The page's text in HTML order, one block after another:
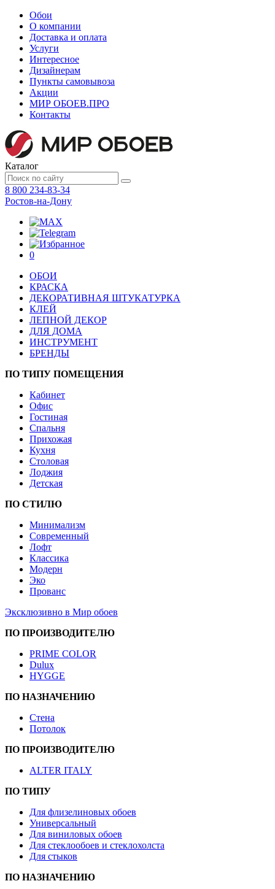
Обои
О компании
Доставка и оплата
Услуги
Интересное
Дизайнерам
Пункты самовывоза
Акции
МИР ОБОЕВ.ПРО
Контакты
Каталог
8 800 234-83-34
Ростов-на-Дону
0
ОБОИ
КРАСКА
ДЕКОРАТИВНАЯ ШТУКАТУРКА
КЛЕЙ
ЛЕПНОЙ ДЕКОР
ДЛЯ ДОМА
ИНСТРУМЕНТ
БРЕНДЫ
ПО ТИПУ ПОМЕЩЕНИЯ
Кабинет
Офис
Гостиная
Спальня
Прихожая
Кухня
Столовая
Лоджия
Детская
ПО СТИЛЮ
Минимализм
Современный
Лофт
Классика
Модерн
Эко
Прованс
Эксклюзивно в Мир обоев
ПО ПРОИЗВОДИТЕЛЮ
PRIME COLOR
Dulux
HYGGE
ПО НАЗНАЧЕНИЮ
Стена
Потолок
ПО ПРОИЗВОДИТЕЛЮ
ALTER ITALY
ПО ТИПУ
Для флизелиновых обоев
Универсальный
Для виниловых обоев
Для стеклообоев и стеклохолста
Для стыков
ПО НАЗНАЧЕНИЮ